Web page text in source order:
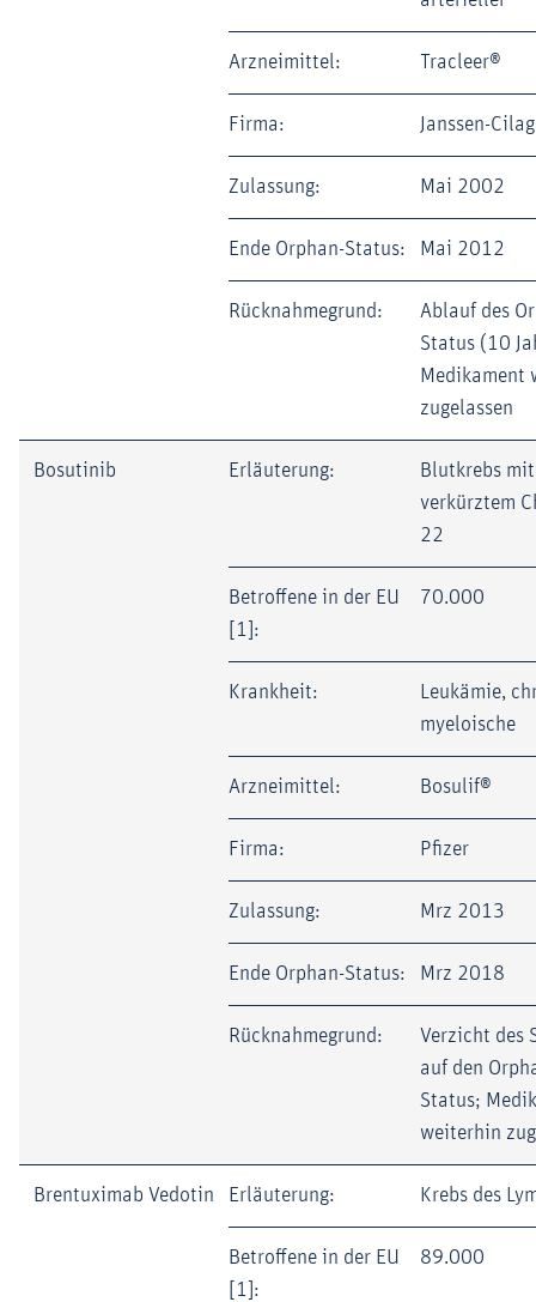
Arzneimittel: Tracleer®
Firma: Janssen-Cilag
Zulassung: Mai 2002
Ende Orphan-Status: Mai 2012
Rücknahmegrund:
Ablauf des
Status (10
Medikament
zugelassen
Bosutinib Erläuterung:
Blutkrebs mit
verkürztem
22
Betroffene in der EU
[1]:
70.000
Krankheit:
Leukämie,
myeloische
Arzneimittel: Bosulif®
Firma: Pfizer
Zulassung: Mrz 2013
Ende Orphan-Status: Mrz 2018
Rücknahmegrund:
Verzicht des
auf den
Status;
weiterhin
Brentuximab Vedotin Erläuterung: Krebs des
Betroffene in der EU
[1]:
89.000